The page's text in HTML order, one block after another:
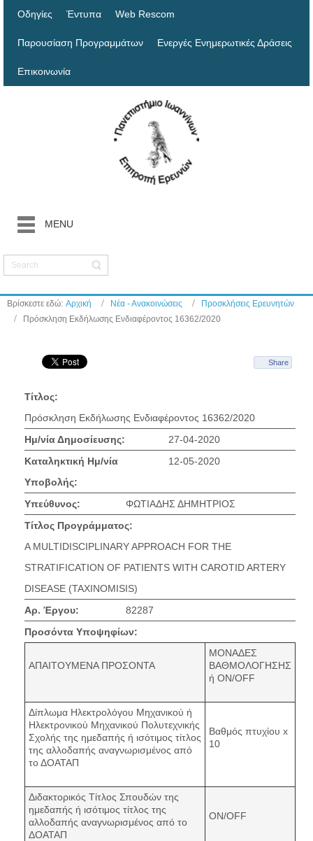
Οδηγίες Έντυπα Web Rescom
Παρουσίαση Προγραμμάτων Ενεργές Ενημερωτικές Δράσεις
Επικοινωνία
MENU
Βρίσκεστε εδώ: Αρχική Νέα - Ανακοινώσεις
Προσκλήσεις Ερευνητών
Πρόσκληση Εκδήλωσης Ενδιαφέροντος 16362/2020
Share
Τίτλος:
Πρόσκληση Εκδήλωσης Ενδιαφέροντος 16362/2020
Ημ/νία Δημοσίευσης:
27-04-2020
Καταληκτική Ημ/νία
Υποβολής:
12-05-2020
Υπεύθυνος:
ΦΩΤΙΑΔΗΣ ΔΗΜΗΤΡΙΟΣ
Τίτλος Προγράμματος:
A MULTIDISCIPLINARY APPROACH FOR THE
STRATIFICATION OF PATIENTS WITH CAROTID ARTERY
DISEASE (TAXINOMISIS)
Αρ. Έργου:
82287
Προσόντα Υποψηφίων:
ΑΠΑΙΤΟΥΜΕΝΑ ΠΡΟΣΟΝΤΑ
ΜΟΝΑΔΕΣ
ΒΑΘΜΟΛΟΓΗΣΗΣ
ή ON/OFF
Δίπλωμα Ηλεκτρολόγου Μηχανικού ή
Ηλεκτρονικού Μηχανικού Πολυτεχνικής
Σχολής της ημεδαπής ή ισότιμος τίτλος
της αλλοδαπής αναγνωρισμένος από
το ΔΟΑΤΑΠ
Βαθμός πτυχίου x
10
Διδακτορικός Τίτλος Σπουδών της
ημεδαπής ή ισότιμος τίτλος της
αλλοδαπής αναγνωρισμένος από το
ΔΟΑΤΑΠ
ON/OFF